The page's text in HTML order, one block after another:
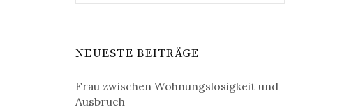
NEUESTE BEITRÄGE
Frau zwischen Wohnungslosigkeit und
Ausbruch